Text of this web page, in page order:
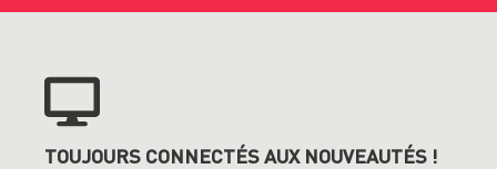
TOUJOURS CONNECTÉS AUX NOUVEAUTÉS !